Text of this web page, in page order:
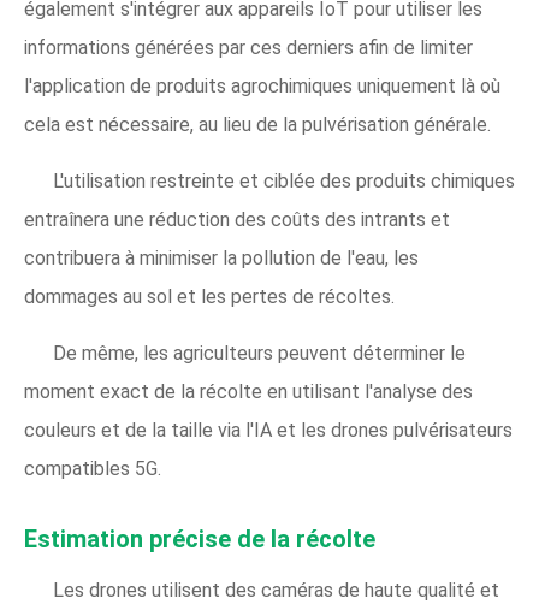
également s'intégrer aux appareils IoT pour utiliser les
informations générées par ces derniers afin de limiter
l'application de produits agrochimiques uniquement là où
cela est nécessaire, au lieu de la pulvérisation générale.
L'utilisation restreinte et ciblée des produits chimiques
entraînera une réduction des coûts des intrants et
contribuera à minimiser la pollution de l'eau, les
dommages au sol et les pertes de récoltes.
De même, les agriculteurs peuvent déterminer le
moment exact de la récolte en utilisant l'analyse des
couleurs et de la taille via l'IA et les drones pulvérisateurs
compatibles 5G.
Estimation précise de la récolte
Les drones utilisent des caméras de haute qualité et